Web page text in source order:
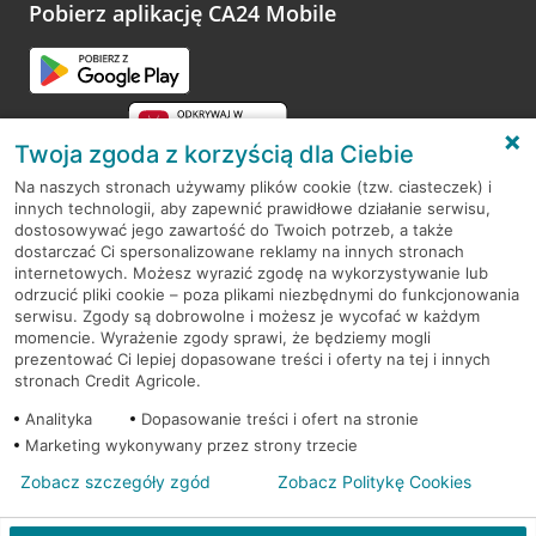
opinie.
Pobierz aplikację CA24 Mobile
RODO
Regulamin serwisu
Mapa serwisu
PolitykaCookies
© 2026 Credit Agricole Bank Polska S.A. Wszelkie prawa zastrzeżone
Twoja zgoda z korzyścią dla Ciebie
Na naszych stronach używamy plików cookie (tzw. ciasteczek) i
innych technologii, aby zapewnić prawidłowe działanie serwisu,
dostosowywać jego zawartość do Twoich potrzeb, a także
dostarczać Ci spersonalizowane reklamy na innych stronach
internetowych. Możesz wyrazić zgodę na wykorzystywanie lub
odrzucić pliki cookie – poza plikami niezbędnymi do funkcjonowania
serwisu. Zgody są dobrowolne i możesz je wycofać w każdym
momencie. Wyrażenie zgody sprawi, że będziemy mogli
prezentować Ci lepiej dopasowane treści i oferty na tej i innych
stronach Credit Agricole.
Analityka
Dopasowanie treści i ofert na stronie
Marketing wykonywany przez strony trzecie
Zobacz szczegóły zgód Zobacz Politykę Cookies